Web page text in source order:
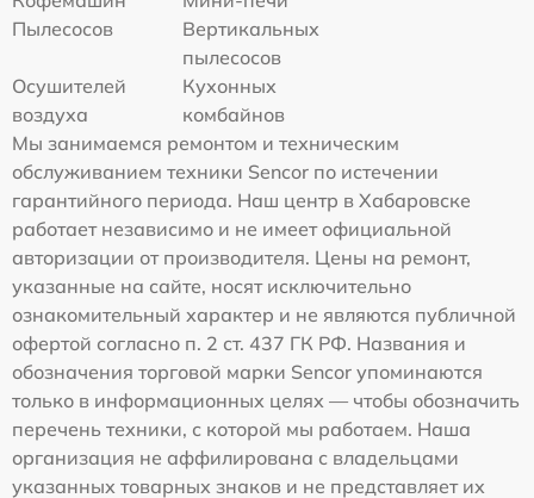
Пылесосов
Вертикальных
пылесосов
Осушителей
воздуха
Кухонных
комбайнов
Мы занимаемся ремонтом и техническим
обслуживанием техники Sencor по истечении
гарантийного периода. Наш центр в Хабаровске
работает независимо и не имеет официальной
авторизации от производителя. Цены на ремонт,
указанные на сайте, носят исключительно
ознакомительный характер и не являются публичной
офертой согласно п. 2 ст. 437 ГК РФ. Названия и
обозначения торговой марки Sencor упоминаются
только в информационных целях — чтобы обозначить
перечень техники, с которой мы работаем. Наша
организация не аффилирована с владельцами
указанных товарных знаков и не представляет их